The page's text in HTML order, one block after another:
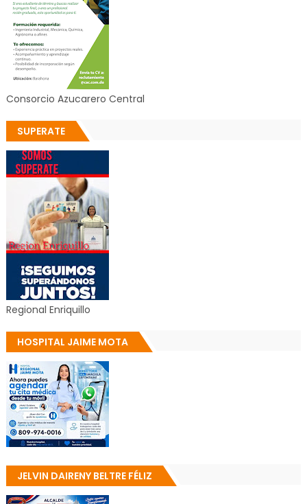
Consorcio Azucarero Central
SUPERATE
Regional Enriquillo
HOSPITAL JAIME MOTA
JELVIN DAIRENY BELTRE FÉLIZ